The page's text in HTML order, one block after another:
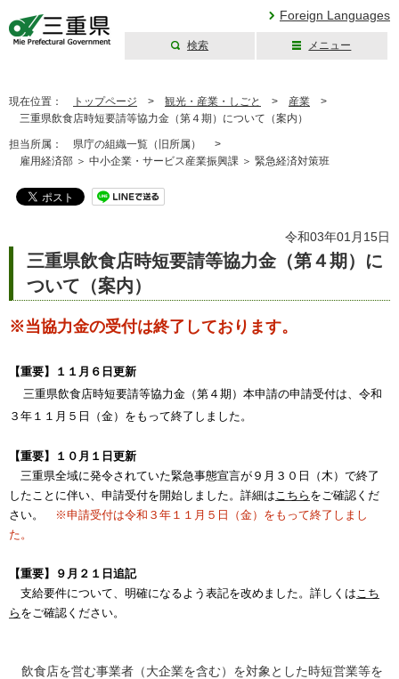
Foreign Languages
検索 メニュー
現在位置： トップページ > 観光・産業・しごと > 産業 >
三重県飲食店時短要請等協力金（第４期）について（案内）
担当所属：
県庁の組織一覧（旧所属） >
雇用経済部 ＞ 中小企業・サービス産業振興課 ＞ 緊急経済対策班
令和03年01月15日
三重県飲食店時短要請等協力金（第４期）に
ついて（案内）
※当協力金の受付は終了しております。
【重要】１１月６日更新
三重県飲食店時短要請等協力金（第４期）本申請の申請受付は、令和
３年１１月５日（金）をもって終了しました。
【重要】１０月１日更新
三重県全域に発令されていた緊急事態宣言が９月３０日（木）で終了
したことに伴い、申請受付を開始しました。詳細はこちら をご確認くだ
さい。
※申請受付は令和３年１１月５日（金）をもって終了しまし
た。
【重要】９月２１日追記
支給要件について、明確になるよう表記を改めました。詳しくはこち
ら をご確認ください。
飲食店を営む事業者（大企業を含む）を対象とした時短営業等を